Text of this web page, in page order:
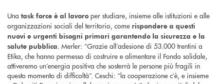
Una task force è al lavoro per studiare, insieme alle istituzioni e alle
organizzazioni sociali del territorio, come rispondere a questi
nuovi e urgenti bisogni primari garantendo la sicurezza e la
salute pubblica. Merler: “Grazie all’adesione di 53.000 trentini a
Etika, che hanno permesso di costruire e alimentare il Fondo solidale,
attiveremo un’energia positiva che sosterrà le persone più fragili in
questo momento di difficoltà”. Ceschi: “la cooperazione c’è, e insieme